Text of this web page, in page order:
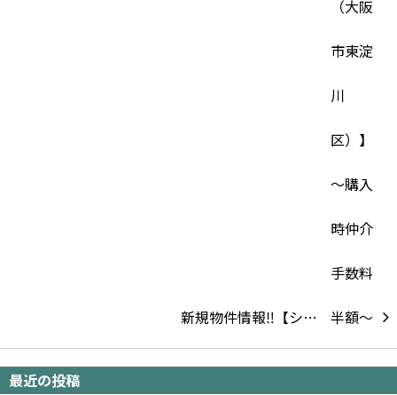
新規物件情報‼【シ…
最近の投稿